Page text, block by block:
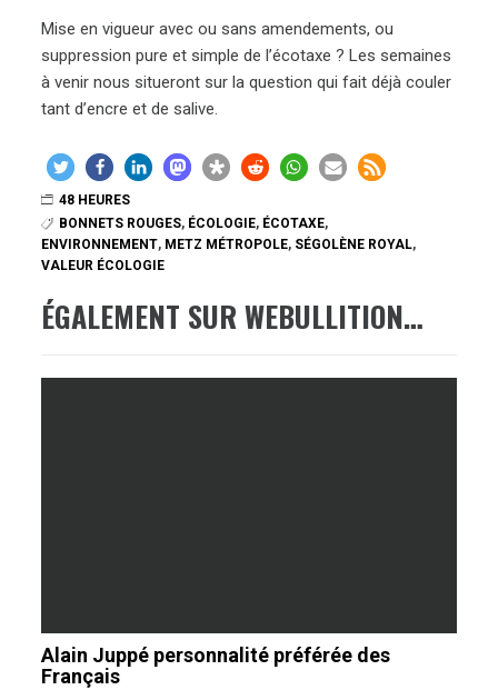
Mise en vigueur avec ou sans amendements, ou
suppression pure et simple de l’écotaxe ? Les semaines
à venir nous situeront sur la question qui fait déjà couler
tant d’encre et de salive.
48 HEURES
BONNETS ROUGES, ÉCOLOGIE, ÉCOTAXE,
ENVIRONNEMENT, METZ MÉTROPOLE, SÉGOLÈNE ROYAL,
VALEUR ÉCOLOGIE
ÉGALEMENT SUR WEBULLITION…
Alain Juppé personnalité préférée des
Français